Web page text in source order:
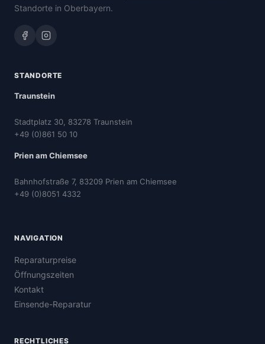
Standorte in Oberbayern.
STANDORTE
Traunstein
Stadtplatz 30, 83278 Traunstein
+49 (0)861 50 10
Prien am Chiemsee
Bahnhofstraße 7, 83209 Prien am Chiemsee
+49 (0)8051 4332
NAVIGATION
Reparaturpreise
Öffnungszeiten
Kontakt
Einsende-Reparatur
RECHTLICHES